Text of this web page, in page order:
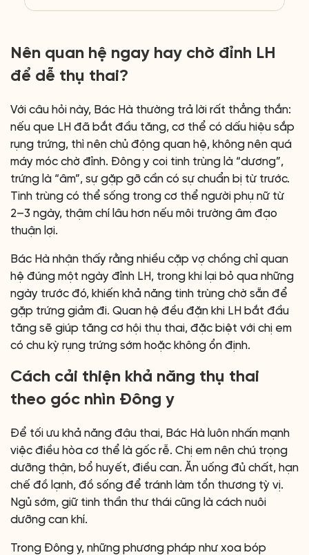
Nên quan hệ ngay hay chờ đỉnh LH
để dễ thụ thai?
Với câu hỏi này, Bác Hà thường trả lời rất thẳng thắn:
nếu que LH đã bắt đầu tăng, cơ thể có dấu hiệu sắp
rụng trứng, thì nên chủ động quan hệ, không nên quá
máy móc chờ đỉnh. Đông y coi tinh trùng là “dương”,
trứng là “âm”, sự gặp gỡ cần có sự chuẩn bị từ trước.
Tinh trùng có thể sống trong cơ thể người phụ nữ từ
2–3 ngày, thậm chí lâu hơn nếu môi trường âm đạo
thuận lợi.
Bác Hà nhận thấy rằng nhiều cặp vợ chồng chỉ quan
hệ đúng một ngày đỉnh LH, trong khi lại bỏ qua những
ngày trước đó, khiến khả năng tinh trùng chờ sẵn để
gặp trứng giảm đi. Quan hệ đều đặn khi LH bắt đầu
tăng sẽ giúp tăng cơ hội thụ thai, đặc biệt với chị em
có chu kỳ rụng trứng sớm hoặc không ổn định.
Cách cải thiện khả năng thụ thai
theo góc nhìn Đông y
Để tối ưu khả năng đậu thai, Bác Hà luôn nhấn mạnh
việc điều hòa cơ thể là gốc rễ. Chị em nên chú trọng
dưỡng thận, bổ huyết, điều can. Ăn uống đủ chất, hạn
chế đồ lạnh, đồ sống để tránh làm tổn thương tỳ vị.
Ngủ sớm, giữ tinh thần thư thái cũng là cách nuôi
dưỡng can khí.
Trong Đông y, những phương pháp như xoa bóp